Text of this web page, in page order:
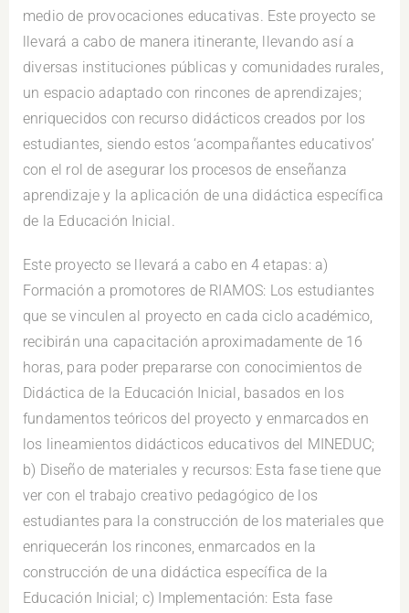
medio de provocaciones educativas. Este proyecto se
llevará a cabo de manera itinerante, llevando así a
diversas instituciones públicas y comunidades rurales,
un espacio adaptado con rincones de aprendizajes;
enriquecidos con recurso didácticos creados por los
estudiantes, siendo estos ‘acompañantes educativos’
con el rol de asegurar los procesos de enseñanza
aprendizaje y la aplicación de una didáctica específica
de la Educación Inicial.
Este proyecto se llevará a cabo en 4 etapas: a)
Formación a promotores de RIAMOS: Los estudiantes
que se vinculen al proyecto en cada ciclo académico,
recibirán una capacitación aproximadamente de 16
horas, para poder prepararse con conocimientos de
Didáctica de la Educación Inicial, basados en los
fundamentos teóricos del proyecto y enmarcados en
los lineamientos didácticos educativos del MINEDUC;
b) Diseño de materiales y recursos: Esta fase tiene que
ver con el trabajo creativo pedagógico de los
estudiantes para la construcción de los materiales que
enriquecerán los rincones, enmarcados en la
construcción de una didáctica específica de la
Educación Inicial; c) Implementación: Esta fase